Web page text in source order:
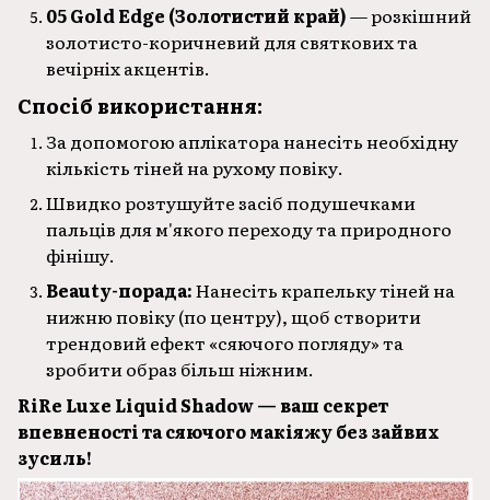
05 Gold Edge (Золотистий край)— розкішний
золотисто-коричневий для святкових та
вечірніх акцентів.
Спосіб використання:
За допомогою аплікатора нанесіть необхідну
кількість тіней на рухому повіку.
Швидко розтушуйте засіб подушечками
пальців для м'якого переходу та природного
фінішу.
Beauty-порада:Нанесіть крапельку тіней на
нижню повіку (по центру), щоб створити
трендовий ефект «сяючого погляду» та
зробити образ більш ніжним.
RiRe Luxe Liquid Shadow — ваш секрет
впевненості та сяючого макіяжу без зайвих
зусиль!